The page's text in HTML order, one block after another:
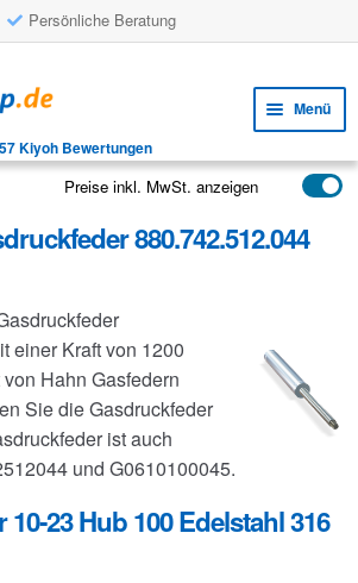
Persönliche Beratung
Menü
Kiyoh Bewertungen
Preise inkl. MwSt. anzeigen
880.742.512.044
einer Kraft von 1200
Hahn Gasfedern
Sie die Gasdruckfeder
ist auch
und G0610100045.
23 Hub 100 Edelstahl 316